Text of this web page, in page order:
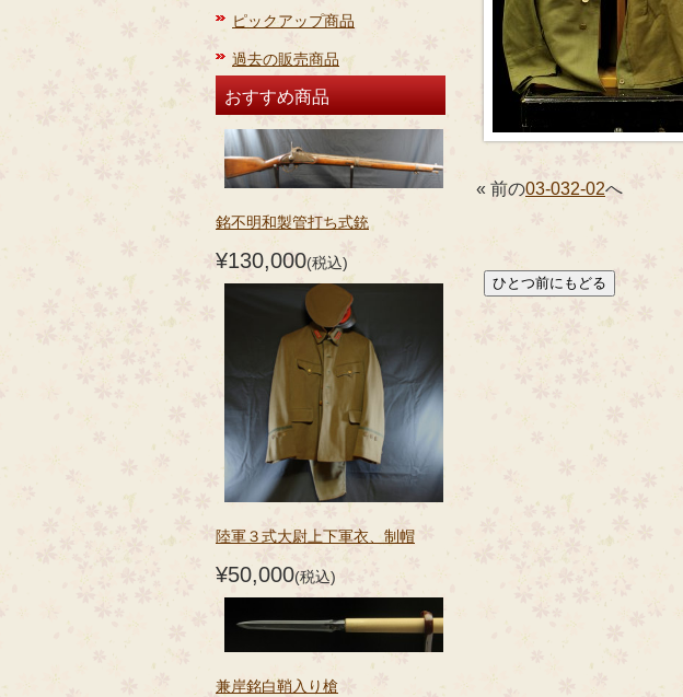
ピックアップ商品
過去の販売商品
おすすめ商品
銘不明和製管打ち式銃
¥130,000(税込)
陸軍３式大尉上下軍衣、制帽
¥50,000(税込)
兼岸銘白鞘入り槍
« 前の03-032-02へ